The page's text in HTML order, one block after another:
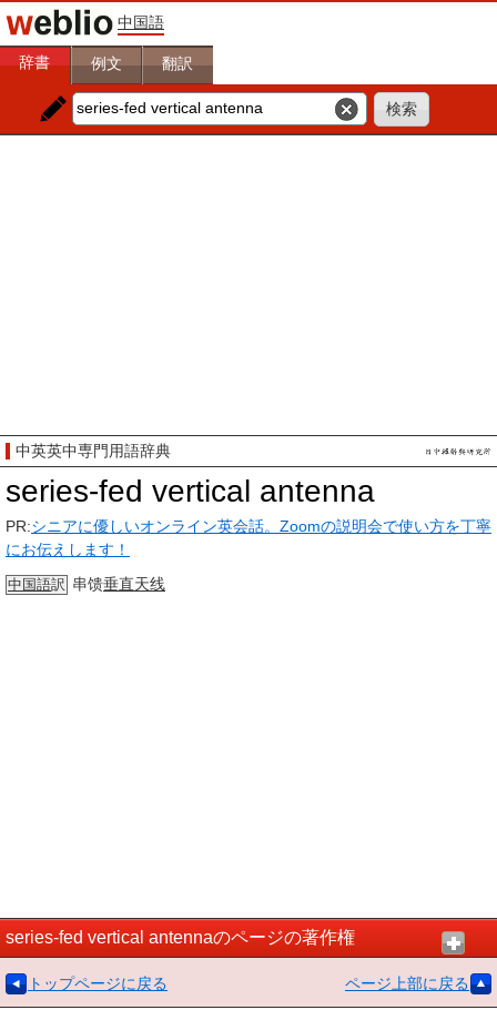
中国語
辞書 例文 翻訳
中英英中専門用語辞典
series-fed vertical antenna
PR:シニアに優しいオンライン英会話。Zoomの説明会で使い方を丁寧
にお伝えします！
中国語訳 串馈垂直天线
series-fed vertical antennaのページの著作権
トップページに戻る ページ上部に戻る